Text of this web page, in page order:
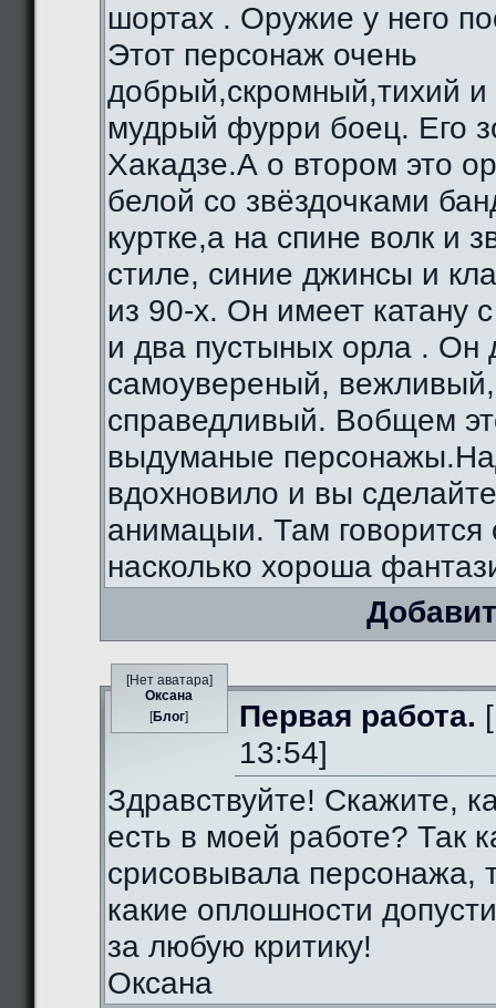
шортах . Оружие у него
Этот персонаж очень
добрый,скромный,тихий и
мудрый фурри боец. Его
Хакадзе.А о втором это
белой со звёздочками
куртке,а на спине волк и
стиле, синие джинсы и
из 90-х. Он имеет катану
и два пустыных орла . Он
самоувереный,
справедливый. Вобщем
выдуманые
вдохновило и вы
анимацыи. Там говорится
насколько хороша
[Нет аватара]
Оксана
[Блог] Первая работа.
13:54]
Здравствуйте! Скажите,
есть в моей работе? Так
срисовывала персонажа,
какие оплошности
за любую критику!
Оксана